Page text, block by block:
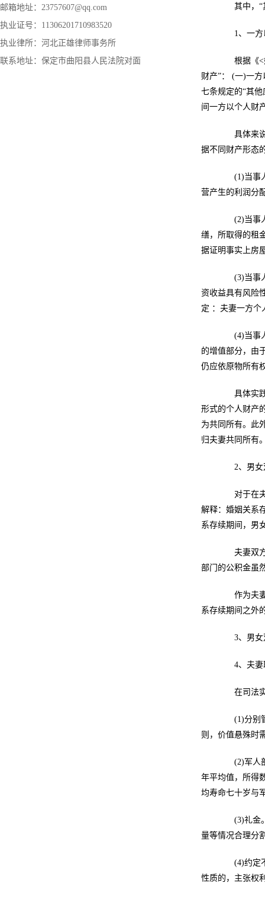
邮箱地址：23757607@qq.com
执业证号：11306201710983520
执业律所：河北正雄律师事务所
联系地址：保定市曲阳县人民法院对面
其中，“其
1、一方
根据《<婚
财产”： (一)一
七条规定的“其
间一方以个人财
具体来说
据不同财产形态
(1)当事人
营产生的利润分
(2)当事人
缮，所取得的租
据证明事实上房
(3)当事人
资收益具有风险
定 ：夫妻一方个
(4)当事人
的增值部分，由
仍应依原物所有
具体实践
形式的个人财产
为共同所有。此
归夫妻共同所有
2、男女双
对于在夫
解释：婚姻关系
系存续期间，男
夫妻双方
部门的公积金虽
作为夫妻
系存续期间之外
3、男女双
4、夫妻
在司法实
(1)分别管
则，价值悬殊时
(2)军人部
年平均值，所得
均寿命七十岁与
(3)礼金。
量等情况合理分
(4)约定不
性质的，主张权